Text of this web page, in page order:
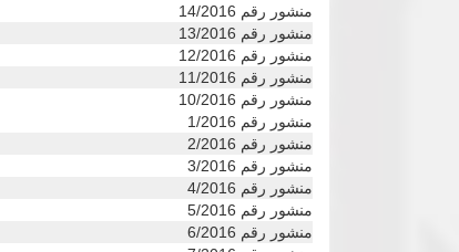
منشور رقم 14/2016
منشور رقم 13/2016
منشور رقم 12/2016
منشور رقم 11/2016
منشور رقم 10/2016
منشور رقم 1/2016
منشور رقم 2/2016
منشور رقم 3/2016
منشور رقم 4/2016
منشور رقم 5/2016
منشور رقم 6/2016